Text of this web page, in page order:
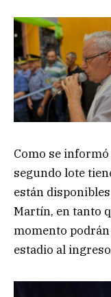
Como se
segundo lote
están
Martín, en tanto
momento
estadio al